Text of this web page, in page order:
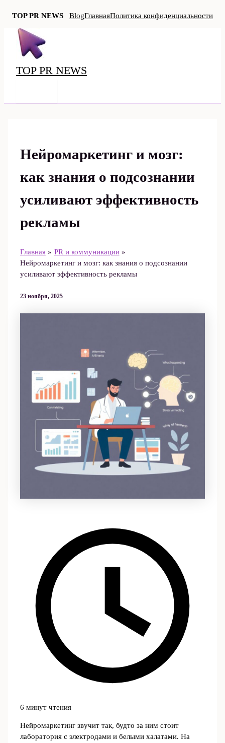
TOP PR NEWS BlogГлавнаяПолитика конфиденциальности
Перейти
содержимому
TOP PR NEWS
Нейромаркетинг и мозг:
как знания о подсознании
усиливают эффективность
рекламы
Главная
PR и коммуникации
Нейромаркетинг и мозг: как знания о подсознании
усиливают эффективность рекламы
23 ноября, 2025
6 минут чтения
Нейромаркетинг звучит так, будто за ним стоит
лаборатория с электродами и белыми халатами. На